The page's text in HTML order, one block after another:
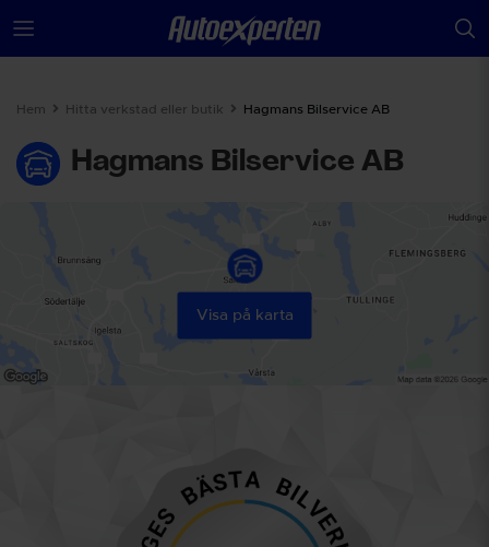
Hem Hitta verkstad eller butik Hagmans Bilservice AB
Hagmans Bilservice AB
Visa på karta